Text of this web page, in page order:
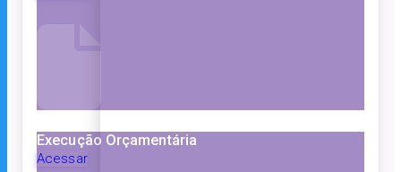
Execução Orçamentária
Acessar